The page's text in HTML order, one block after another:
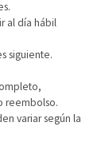
al día hábil
siguiente.
reembolso.
variar según la